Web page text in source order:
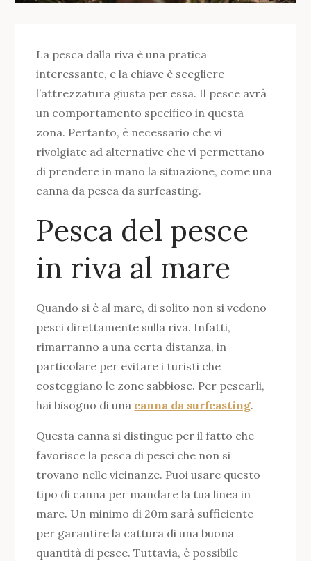
La pesca dalla riva è una pratica
interessante, e la chiave è scegliere
l’attrezzatura giusta per essa. Il pesce avrà
un comportamento specifico in questa
zona. Pertanto, è necessario che vi
rivolgiate ad alternative che vi permettano
di prendere in mano la situazione, come una
canna da pesca da surfcasting.
Pesca del pesce
in riva al mare
Quando si è al mare, di solito non si vedono
pesci direttamente sulla riva. Infatti,
rimarranno a una certa distanza, in
particolare per evitare i turisti che
costeggiano le zone sabbiose. Per pescarli,
hai bisogno di una canna da surfcasting.
Questa canna si distingue per il fatto che
favorisce la pesca di pesci che non si
trovano nelle vicinanze. Puoi usare questo
tipo di canna per mandare la tua linea in
mare. Un minimo di 20m sarà sufficiente
per garantire la cattura di una buona
quantità di pesce. Tuttavia, è possibile